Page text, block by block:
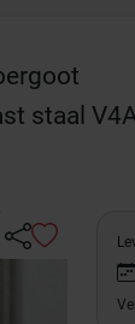
staal